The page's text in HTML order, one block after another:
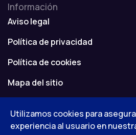
Información
Aviso legal
Política de privacidad
Política de cookies
Mapa del sitio
© Gestor de Espacios. Todos los
Utilizamos cookies para
experiencia al usuario en